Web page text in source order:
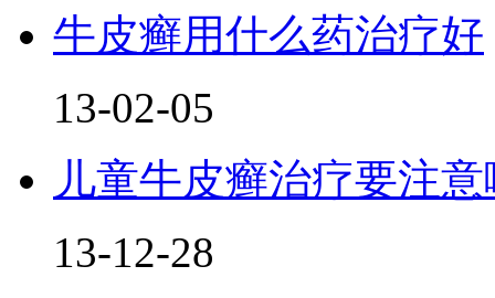
牛皮癣用什么药治疗好
13-02-05
儿童牛皮癣治疗要注
13-12-28